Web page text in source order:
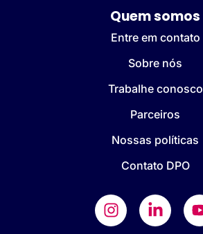
Quem somos
Entre em contato
Sobre nós
Trabalhe conosco
Parceiros
Nossas políticas
Contato DPO